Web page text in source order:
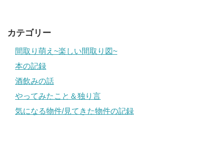
カテゴリー
間取り萌え~楽しい間取り図~
本の記録
酒飲みの話
やってみたこと＆独り言
気になる物件/見てきた物件の記録